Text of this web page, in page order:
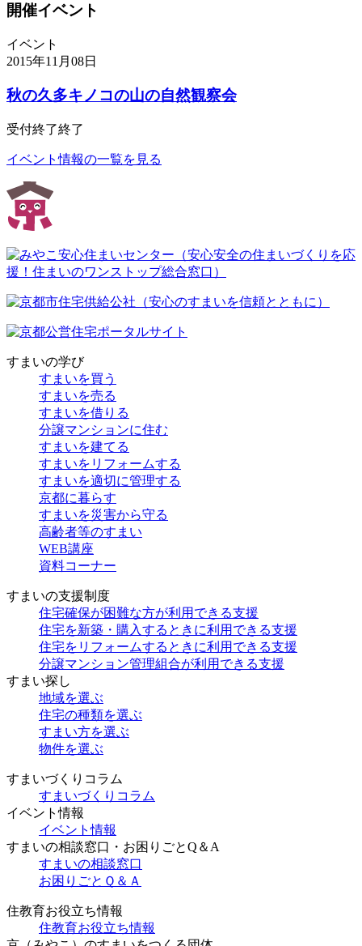
開催イベント
イベント
2015年11月08日
秋の久多キノコの山の自然観察会
受付終了終了
イベント情報の一覧を見る
すまいの学び
すまいを買う
すまいを売る
すまいを借りる
分譲マンションに住む
すまいを建てる
すまいをリフォームする
すまいを適切に管理する
京都に暮らす
すまいを災害から守る
高齢者等のすまい
WEB講座
資料コーナー
すまいの支援制度
住宅確保が困難な方が利用できる支援
住宅を新築・購入するときに利用できる支援
住宅をリフォームするときに利用できる支援
分譲マンション管理組合が利用できる支援
すまい探し
地域を選ぶ
住宅の種類を選ぶ
すまい方を選ぶ
物件を選ぶ
すまいづくりコラム
すまいづくりコラム
イベント情報
イベント情報
すまいの相談窓口・お困りごとQ＆A
すまいの相談窓口
お困りごとＱ＆Ａ
住教育お役立ち情報
住教育お役立ち情報